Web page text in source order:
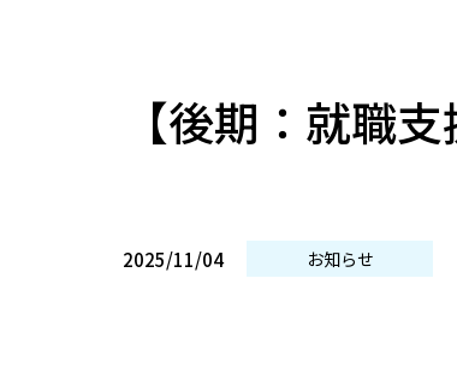
【後期：就職
2025/11/04 お知らせ